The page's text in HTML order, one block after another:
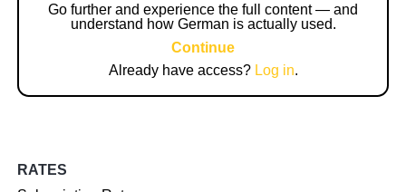
Go further and experience the full content — and
understand how German is actually used.
Continue
Already have access? Log in.
RATES